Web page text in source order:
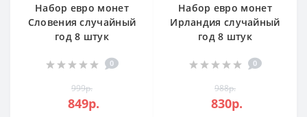
Набор евро монет
Словения случайный
год 8 штук
0
999р.
849р.
Набор евро монет
Ирландия случайный
год 8 штук
0
988р.
830р.